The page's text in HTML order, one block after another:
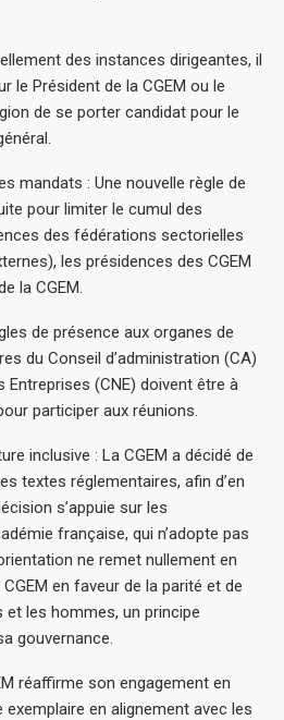
des instances dirigeantes, il
le Président de la CGEM ou le
de se porter candidat pour le
mandats : Une nouvelle règle de
pour limiter le cumul des
des fédérations sectorielles
les présidences des CGEM
la CGEM.
de présence aux organes de
du Conseil d’administration (CA)
Entreprises (CNE) doivent être à
participer aux réunions.
inclusive : La CGEM a décidé de
textes réglementaires, afin d’en
s’appuie sur les
française, qui n’adopte pas
ne remet nullement en
en faveur de la parité et de
et les hommes, un principe
gouvernance.
réaffirme son engagement en
exemplaire en alignement avec les